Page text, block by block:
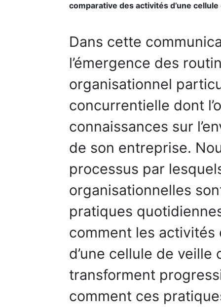
comparative des activités d’une
Dans cette
l’émergence des
organisationnel
concurrentielle dont
connaissances sur
de son entreprise.
processus par
organisationnelles
pratiques
comment les
d’une cellule de
transforment
comment ces